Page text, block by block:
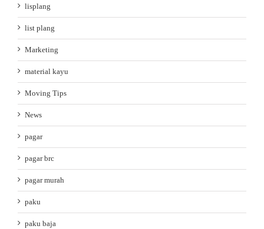
lisplang
list plang
Marketing
material kayu
Moving Tips
News
pagar
pagar brc
pagar murah
paku
paku baja